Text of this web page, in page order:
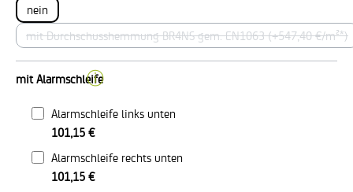
nein
mit Durchschusshemmung BR4NS gem. EN1063 (+547,40 €/m²*)
(Diese Option ist zurzeit nicht
mit Alarmschleife
Alarmschleife links unten
101,15 €
Alarmschleife rechts unten
101,15 €
ⓘ